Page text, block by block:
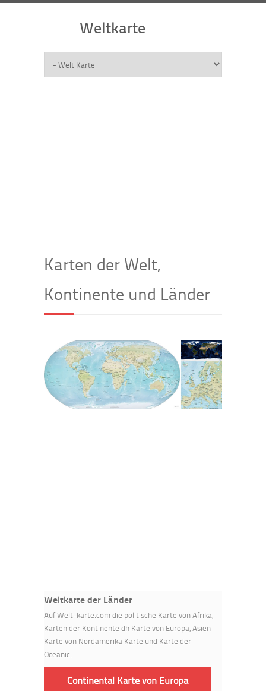
Weltkarte
Karten der Welt,
Kontinente und Länder
Weltkarte der Länder
Auf Welt-karte.com die politische Karte von Afrika,
Karten der Kontinente dh Karte von Europa, Asien
Karte von Nordamerika Karte und Karte der
Oceanic.
Continental Karte von Europa